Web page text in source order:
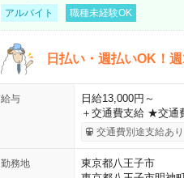
アルバイト 職種未経験OK
日払い・週払いOK！
給与
日給13,000円～
＋交通費支給 ★交
交通費別途支給あり
勤務地
東京都八王子市